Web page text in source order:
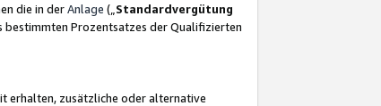
die in derAnlage („ Standardvergütung
bestimmten Prozentsatzes der Qualifizierten
erhalten, zusätzliche oder alternative